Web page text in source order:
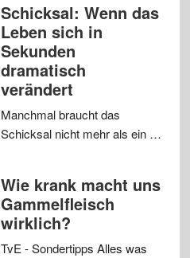
Schicksal: Wenn das
Leben sich in
Sekunden
dramatisch
verändert
Manchmal braucht das
Schicksal nicht mehr als ein …
Wie krank macht uns
Gammelfleisch
wirklich?
TvE - Sondertipps Alles was